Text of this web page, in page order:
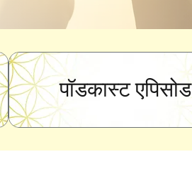
पॉडकास्ट एपिसोड